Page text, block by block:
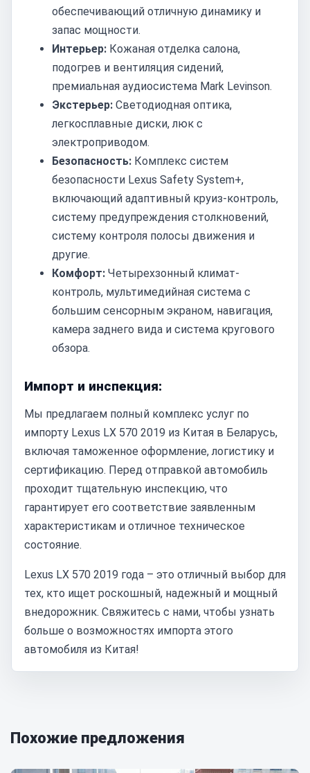
обеспечивающий отличную динамику и
запас мощности.
Интерьер: Кожаная отделка салона,
подогрев и вентиляция сидений,
премиальная аудиосистема Mark Levinson.
Экстерьер: Светодиодная оптика,
легкосплавные диски, люк с
электроприводом.
Безопасность: Комплекс систем
безопасности Lexus Safety System+,
включающий адаптивный круиз-контроль,
систему предупреждения столкновений,
систему контроля полосы движения и
другие.
Комфорт: Четырехзонный климат-
контроль, мультимедийная система с
большим сенсорным экраном, навигация,
камера заднего вида и система кругового
обзора.
Импорт и инспекция:
Мы предлагаем полный комплекс услуг по
импорту Lexus LX 570 2019 из Китая в Беларусь,
включая таможенное оформление, логистику и
сертификацию. Перед отправкой автомобиль
проходит тщательную инспекцию, что
гарантирует его соответствие заявленным
характеристикам и отличное техническое
состояние.
Lexus LX 570 2019 года – это отличный выбор для
тех, кто ищет роскошный, надежный и мощный
внедорожник. Свяжитесь с нами, чтобы узнать
больше о возможностях импорта этого
автомобиля из Китая!
Похожие предложения